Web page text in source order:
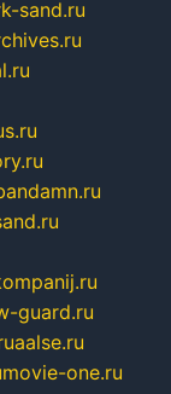
sand.ru
guard.ru
aalse.ru
movie-one.ru